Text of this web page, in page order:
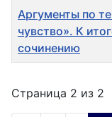
Аргументы по
чувство». К
сочинению
Страница 2 из 2